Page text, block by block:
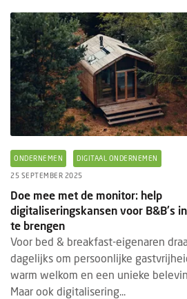
ONDERNEMEN DIGITAAL ONDERNEMEN
25 SEPTEMBER 2025
Doe mee met de monitor: help
digitaliseringskansen voor B&B's
te brengen
Voor bed & breakfast-eigenaren
dagelijks om persoonlijke
warm welkom en een unieke
Maar ook digitalisering...